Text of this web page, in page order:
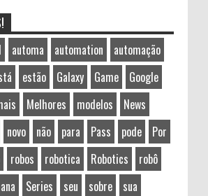
automa automation
automação
estão Galaxy Game
Google
Melhores modelos
News
novo não para Pass pode
Por
robos robotica Robotics
robô
Series seu sobre
sua